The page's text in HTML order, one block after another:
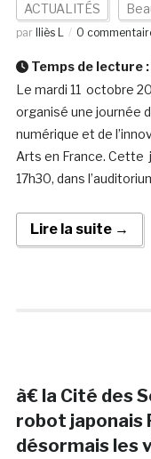
ACTUALITÉS
par
Iliès L 0
Temps de lecture :
Le mardi 11 octobre
organisé une journée
numérique et de
Arts en France. Cette
17h30, dans
Lire la suite →
à€ la Cité des
robot japonais
désormais les